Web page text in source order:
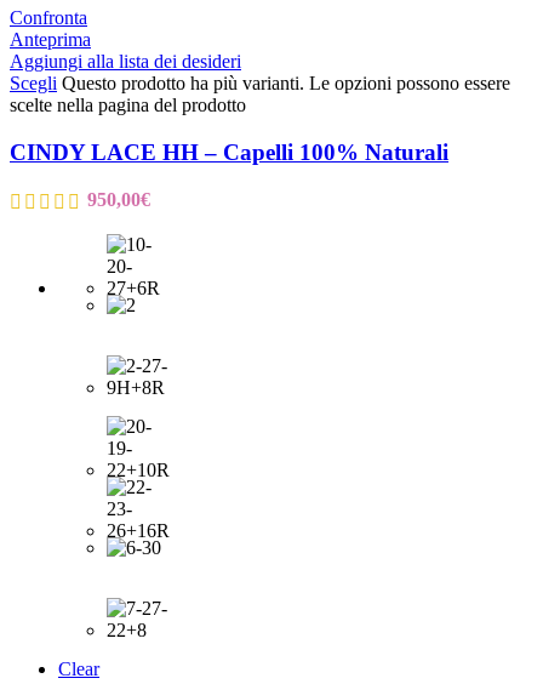
Confronta
Anteprima
Aggiungi alla lista dei desideri
Scegli Questo prodotto ha più varianti. Le opzioni possono essere
scelte nella pagina del prodotto
CINDY LACE HH – Capelli 100% Naturali
950,00€
Clear